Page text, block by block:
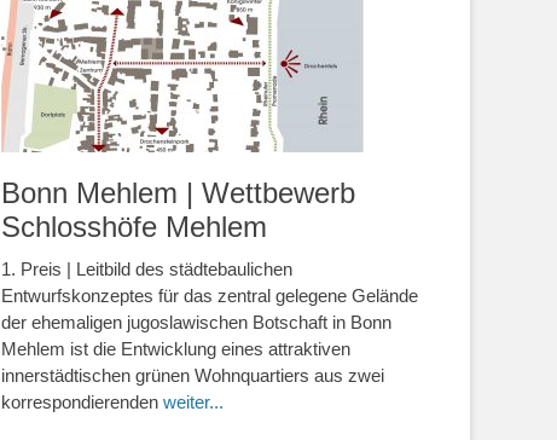
Bonn Mehlem | Wettbewerb
Schlosshöfe Mehlem
1. Preis | Leitbild des städtebaulichen
Entwurfskonzeptes für das zentral gelegene Gelände
der ehemaligen jugoslawischen Botschaft in Bonn
Mehlem ist die Entwicklung eines attraktiven
innerstädtischen grünen Wohnquartiers aus zwei
korrespondierenden weiter...